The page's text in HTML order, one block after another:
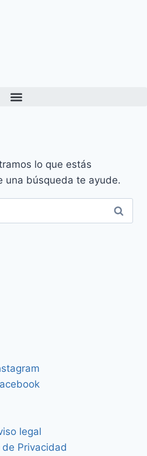
lo que estás
una búsqueda te ayude.
legal
de Privacidad